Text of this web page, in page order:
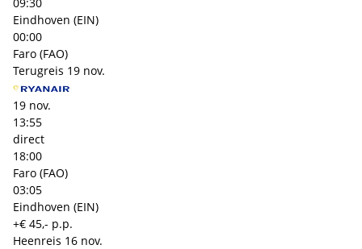
Eindhoven (EIN)
00:00
Faro (FAO)
Terugreis 19 nov.
19 nov.
13:55
direct
18:00
Faro (FAO)
03:05
Eindhoven (EIN)
+€ 45,- p.p.
Heenreis 16 nov.